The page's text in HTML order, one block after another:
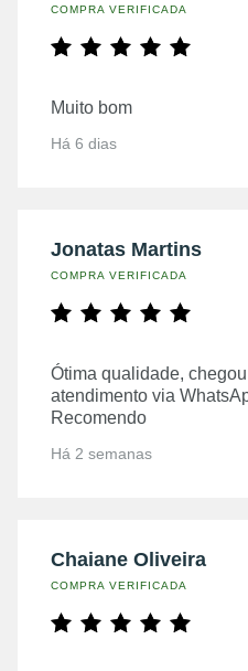
COMPRA VERIFICADA
Muito bom
Há 6 dias
Jonatas Martins
COMPRA VERIFICADA
Ótima qualidade,
atendimento via
Recomendo
Há 2 semanas
Chaiane Oliveira
COMPRA VERIFICADA